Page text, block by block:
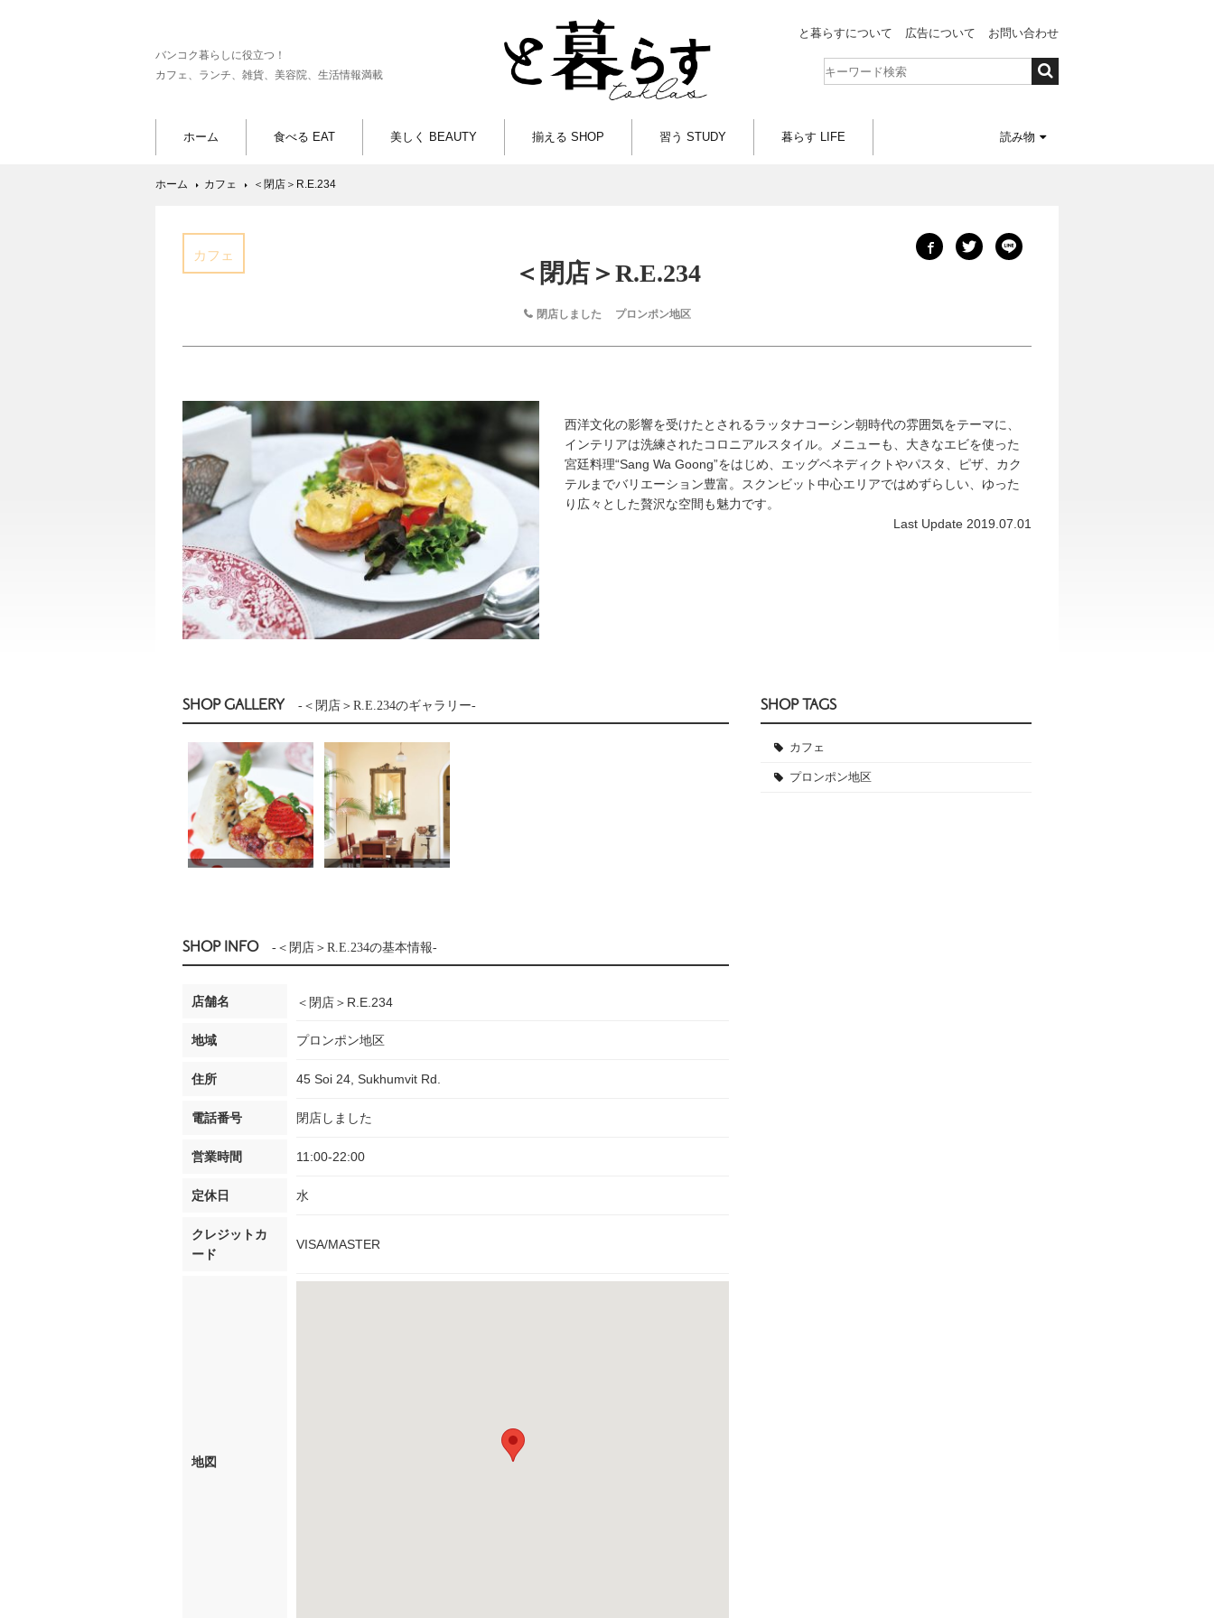
バンコク暮らしに役立つ！
カフェ、ランチ、雑貨、美容院、生活情報満載
と暮らすについて 広告について お問い合わせ
ホーム 食べる EAT 美しく BEAUTY 揃える SHOP 習う STUDY 暮らす LIFE 読み物
ホーム カフェ ＜閉店＞R.E.234
カフェ
＜閉店＞R.E.234
閉店しました プロンポン地区
西洋文化の影響を受けたとされるラッタナコーシン朝時代の雰囲気をテーマに、
インテリアは洗練されたコロニアルスタイル。メニューも、大きなエビを使った
宮廷料理“Sang Wa Goong”をはじめ、エッグベネディクトやパスタ、ピザ、カク
テルまでバリエーション豊富。スクンビット中心エリアではめずらしい、ゆった
り広々とした贅沢な空間も魅力です。
Last Update 2019.07.01
SHOP GALLERY -＜閉店＞R.E.234のギャラリー-
SHOP INFO -＜閉店＞R.E.234の基本情報-
店舗名 ＜閉店＞R.E.234
地域 プロンポン地区
住所 45 Soi 24, Sukhumvit Rd.
電話番号 閉店しました
営業時間 11:00-22:00
定休日 水
クレジットカ
ード
VISA/MASTER
地図
SHOP TAGS
カフェ
プロンポン地区